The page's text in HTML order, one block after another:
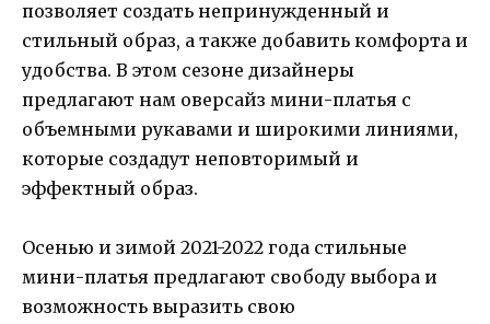
позволяет создать непринужденный и
стильный образ, а также добавить комфорта и
удобства. В этом сезоне дизайнеры
предлагают нам оверсайз мини-платья с
объемными рукавами и широкими линиями,
которые создадут неповторимый и
эффектный образ.
Осенью и зимой 2021-2022 года стильные
мини-платья предлагают свободу выбора и
возможность выразить свою